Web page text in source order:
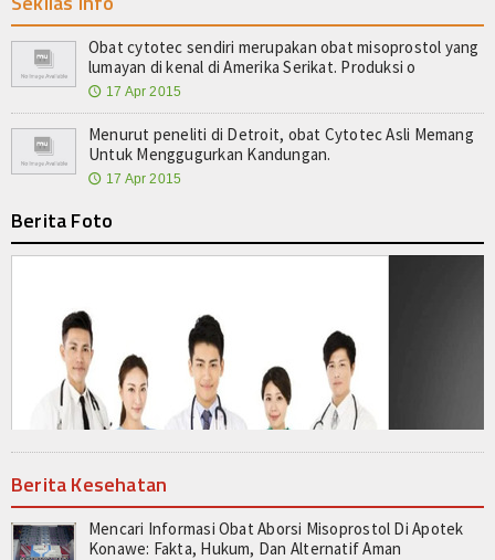
Obat cytotec sendiri merupakan obat misoprostol yang
lumayan di kenal di Amerika Serikat. Produksi o
🕔 17 Apr 2015
Menurut peneliti di Detroit, obat Cytotec Asli Memang
Untuk Menggugurkan Kandungan.
🕔 17 Apr 2015
Berita Foto
Berita Kesehatan
Mencari Informasi Obat Aborsi Misoprostol Di Apotek
Konawe: Fakta, Hukum, Dan Alternatif Aman